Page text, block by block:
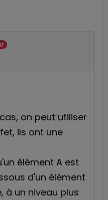
on peut utiliser
ils ont une
élément A est
d'un élément
à un niveau plus